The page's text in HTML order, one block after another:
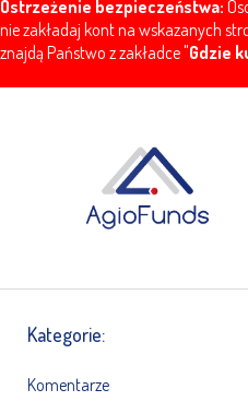
Ostrzeżenie bezpieczeństwa:
nie zakładaj kont na wskazanych
znajdą Państwo z zakładce "Gdzie
Kategorie:
Komentarze